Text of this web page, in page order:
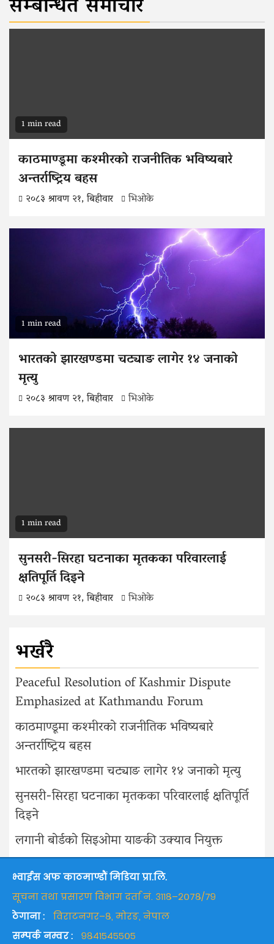
1 min read
काठमाण्डूमा कश्मीरको राजनीतिक भविष्यबारे
अन्तर्राष्ट्रिय बहस
२०८३ श्रावण २१, बिहीवार भिओके
1 min read
भारतको झारखण्डमा चट्याङ लागेर १४ जनाको
मृत्यु
२०८३ श्रावण २१, बिहीवार भिओके
1 min read
सुनसरी-सिरहा घटनाका मृतकका परिवारलाई
क्षतिपूर्ति दिइने
२०८३ श्रावण २१, बिहीवार भिओके
भर्खरै
Peaceful Resolution of Kashmir Dispute
Emphasized at Kathmandu Forum
काठमाण्डूमा कश्मीरको राजनीतिक भविष्यबारे
अन्तर्राष्ट्रिय बहस
भारतको झारखण्डमा चट्याङ लागेर १४ जनाको मृत्यु
सुनसरी-सिरहा घटनाका मृतकका परिवारलाई क्षतिपूर्ति
दिइने
लगानी बोर्डको सिइओमा याङकी उक्याव नियुक्त
भ्वाईस अफ काठमाण्डौं मिडिया प्रा.लि.
सूचना तथा प्रसारण विभाग दर्ता नं. ३११८–२०७८/७९
ठेगाना :
विराटनगर–८, मोरङ, नेपाल
सम्पर्क नम्वर :
९८४१५४५५०५